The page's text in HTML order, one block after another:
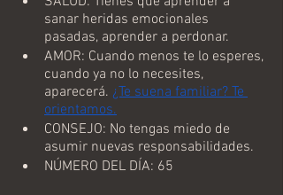
sanar heridas emocionales
pasadas, aprender a perdonar.
AMOR: Cuando menos te lo esperes,
cuando ya no lo necesites,
aparecerá. ¿Te suena familiar? Te
orientamos.
CONSEJO: No tengas miedo de
asumir nuevas responsabilidades.
NÚMERO DEL DÍA: 65